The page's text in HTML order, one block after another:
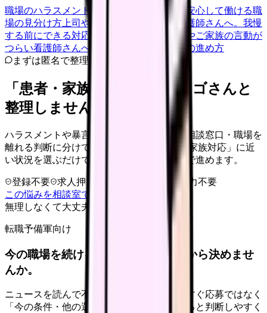
職場のハラスメントに悩む看護師さんへ。安心して働ける職
場の見分け方 上司や先輩の言動がつらい看護師さんへ。我慢
する前にできる対応と相談の手順
患者さんやご家族の言動が
つらい看護師さんへ。一人で抱えない対応の進め方
まずは匿名で整理
「患者・家族対応」を、カンゴさんと
整理しませんか。
ハラスメントや暴言を、身の安全・記録・相談窓口・職場を
離れる判断に分けて整理します。 「患者・家族対応」に近
い状況を選ぶだけで、次に確認することまで進めます。
登録不要 求人押し売りなし
病院名は入力不要
この悩みを相談室で整理する
無理しなくて大丈夫
転職予備軍向け
今の職場を続けるか、条件を比べてから決めませ
んか。
ニュースを読んで不安が強くなった時は、すぐ応募ではなく
「今の条件・他の選択肢・相談先」を分けると判断しやすく